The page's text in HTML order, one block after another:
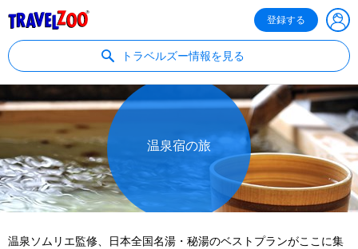
登録する
トラベルズー情報を見る
温泉宿の旅
温泉ソムリエ監修、日本全国名湯・秘湯のベストプランがここに集